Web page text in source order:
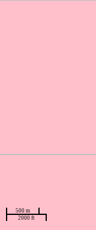
500 m
2000 ft